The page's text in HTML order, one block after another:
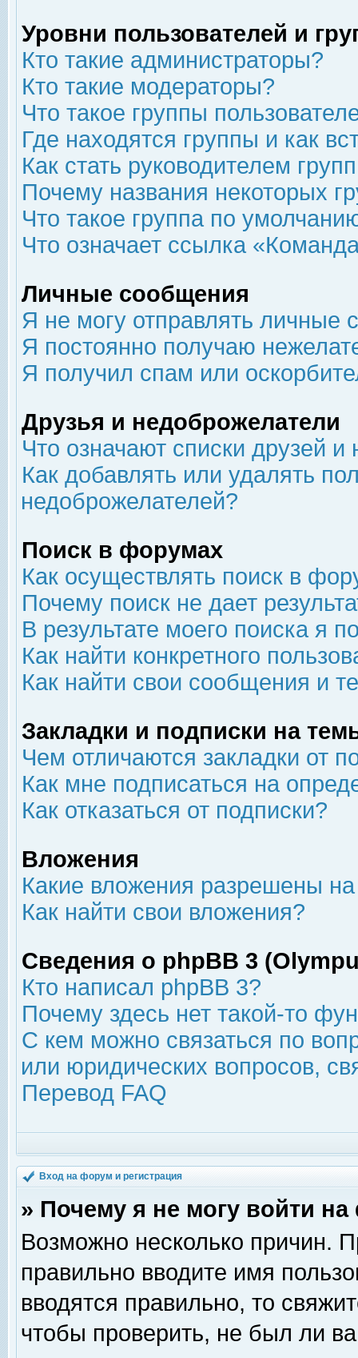
Уровни пользователей и
Кто такие администраторы?
Кто такие модераторы?
Что такое группы
Где находятся группы и как
Как стать руководителем
Почему названия некоторых
Что такое группа по
Что означает ссылка
Личные сообщения
Я не могу отправлять личные
Я постоянно получаю
Я получил спам или
Друзья и недоброжелатели
Что означают списки друзей
Как добавлять или удалять
недоброжелателей?
Поиск в форумах
Как осуществлять поиск в
Почему поиск не дает
В результате моего поиска я
Как найти конкретного
Как найти свои сообщения и
Закладки и подписки на
Чем отличаются закладки от
Как мне подписаться на
Как отказаться от подписки?
Вложения
Какие вложения разрешены
Как найти свои вложения?
Сведения о phpBB 3
Кто написал phpBB 3?
Почему здесь нет такой-то
С кем можно связаться по
или юридических вопросов,
Перевод FAQ
Вход на форум и регистрация
» Почему я не могу войти
Возможно несколько причин.
правильно вводите имя
вводятся правильно, то
чтобы проверить, не был ли